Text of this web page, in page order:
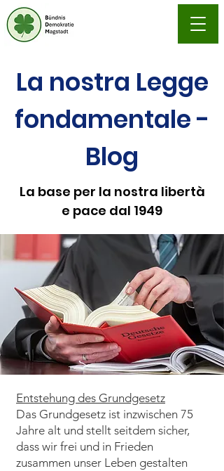
La nostra Legge
fondamentale -
Blog
La base per la nostra libertà
e pace dal 1949
Entstehung des Grundgesetz
Das Grundgesetz ist inzwischen 75
Jahre alt und stellt seitdem sicher,
dass wir frei und in Frieden
zusammen unser Leben gestalten